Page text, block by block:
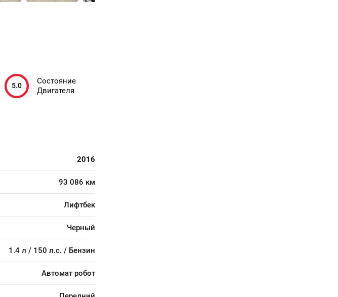
5.0
Состояние
Двигателя
2016
93 086 км
Лифтбек
Черный
1.4 л / 150 л.с. / Бензин
Автомат робот